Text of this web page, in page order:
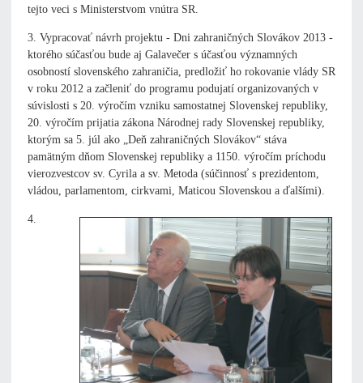
tejto veci s Ministerstvom vnútra SR.
3. Vypracovať návrh projektu - Dni zahraničných Slovákov 2013 -
ktorého súčasťou bude aj Galavečer s účasťou významných
osobností slovenského zahraničia, predložiť ho rokovanie vlády SR
v roku 2012 a začleniť do programu podujatí organizovaných v
súvislosti s 20. výročím vzniku samostatnej Slovenskej republiky,
20. výročím prijatia zákona Národnej rady Slovenskej republiky,
ktorým sa 5. júl ako „Deň zahraničných Slovákov“ stáva
pamätným dňom Slovenskej republiky a 1150. výročím príchodu
vierozvestcov sv. Cyrila a sv. Metoda (súčinnosť s prezidentom,
vládou, parlamentom, cirkvami, Maticou Slovenskou a ďalšími).
4.